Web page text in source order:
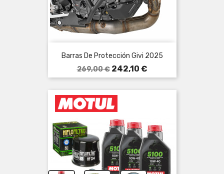
Barras De Protección Givi 2025
Precio
base
269,00 € Precio
242,10 €